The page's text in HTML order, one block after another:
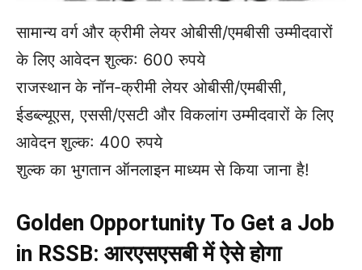
सामान्य वर्ग और क्रीमी लेयर ओबीसी/एमबीसी उम्मीदवारों
के लिए आवेदन शुल्क: 600 रुपये
राजस्थान के नॉन-क्रीमी लेयर ओबीसी/एमबीसी,
ईडब्ल्यूएस, एससी/एसटी और विकलांग उम्मीदवारों के लिए
आवेदन शुल्क: 400 रुपये
शुल्क का भुगतान ऑनलाइन माध्यम से किया जाना है!
Golden Opportunity To Get a Job
in RSSB: आरएसएसबी में ऐसे होगा